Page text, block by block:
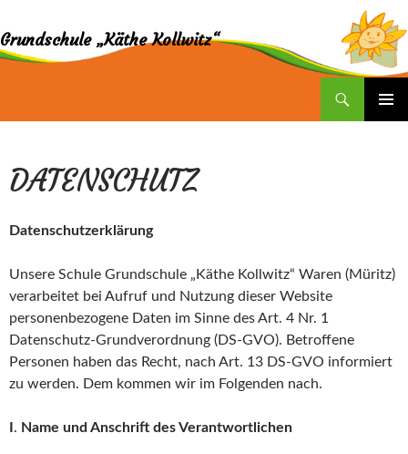
Grundschule „Käthe Kollwitz“
DATENSCHUTZ
Datenschutzerklärung
Unsere Schule Grundschule „Käthe Kollwitz“ Waren (Müritz)
verarbeitet bei Aufruf und Nutzung dieser Website
personenbezogene Daten im Sinne des Art. 4 Nr. 1
Datenschutz-Grundverordnung (DS-GVO). Betroffene
Personen haben das Recht, nach Art. 13 DS-GVO informiert
zu werden. Dem kommen wir im Folgenden nach.
. Name und Anschrift des Verantwortlichen